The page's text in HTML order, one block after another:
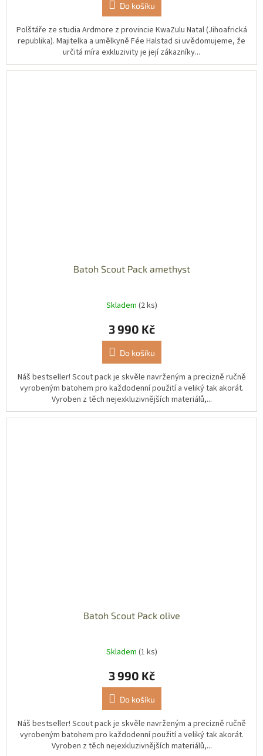
Do košíku
Polštáře ze studia Ardmore z provincie KwaZulu Natal (Jihoafrická
republika). Majitelka a umělkyně Fée Halstad si uvědomujeme, že
určitá míra exkluzivity je její zákazníky...
Batoh Scout Pack amethyst
Skladem (2 ks)
3 990 Kč
Do košíku
Náš bestseller! Scout pack je skvěle navrženým a precizně ručně
vyrobeným batohem pro každodenní použití a veliký tak akorát.
Vyroben z těch nejexkluzivnějších materiálů,...
Batoh Scout Pack olive
Skladem (1 ks)
3 990 Kč
Do košíku
Náš bestseller! Scout pack je skvěle navrženým a precizně ručně
vyrobeným batohem pro každodenní použití a veliký tak akorát.
Vyroben z těch nejexkluzivnějších materiálů,...